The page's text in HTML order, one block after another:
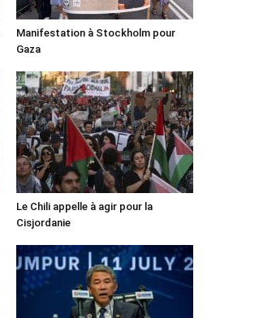
Manifestation à Stockholm pour
Gaza
Le Chili appelle à agir pour la
Cisjordanie